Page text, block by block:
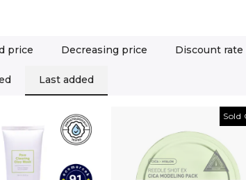
price Decreasing price Discount
Last added
Sold